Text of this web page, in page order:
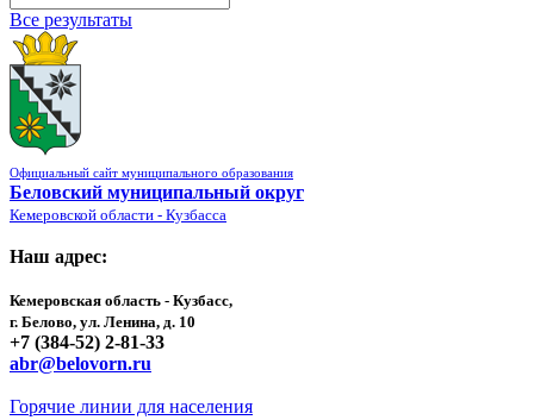
Все результаты
Официальный сайт муниципального образования
Беловский муниципальный округ
Кемеровской области - Кузбасса
Наш адрес:
Кемеровская область - Кузбасс,
г. Белово, ул. Ленина, д. 10
+7 (384-52) 2-81-33
abr@belovorn.ru
Горячие линии для населения